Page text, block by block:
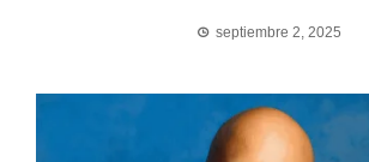
septiembre 2, 2025